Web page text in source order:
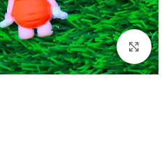
بزرگنمایی تصویر